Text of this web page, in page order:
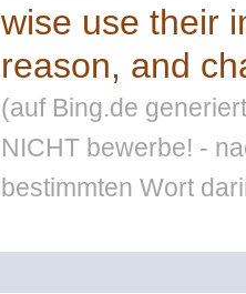
wise use their
reason, and
(auf Bing.de
NICHT bewerbe! -
bestimmten Wort